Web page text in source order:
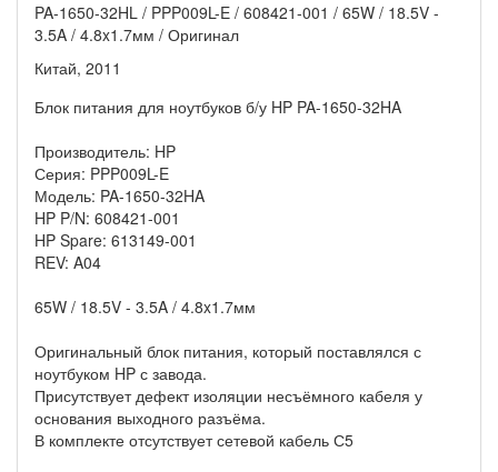
PA-1650-32HL / PPP009L-E / 608421-001 / 65W / 18.5V -
3.5A / 4.8x1.7мм / Оригинал
Китай, 2011
Блок питания для ноутбуков б/у HP PA-1650-32HA
Производитель: HP
Серия: PPP009L-E
Модель: PA-1650-32HA
HP P/N: 608421-001
HP Spare: 613149-001
REV: A04
65W / 18.5V - 3.5A / 4.8x1.7мм
Оригинальный блок питания, который поставлялся с
ноутбуком HP с завода.
Присутствует дефект изоляции несъёмного кабеля у
основания выходного разъёма.
В комплекте отсутствует сетевой кабель С5